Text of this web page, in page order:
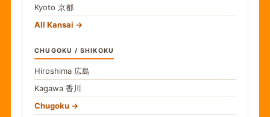
Kyoto 京都
All Kansai
CHUGOKU / SHIKOKU
Hiroshima 広島
Kagawa 香川
Chugoku